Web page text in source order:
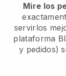
Mire los
servirlos
plataforma
y pedidos)